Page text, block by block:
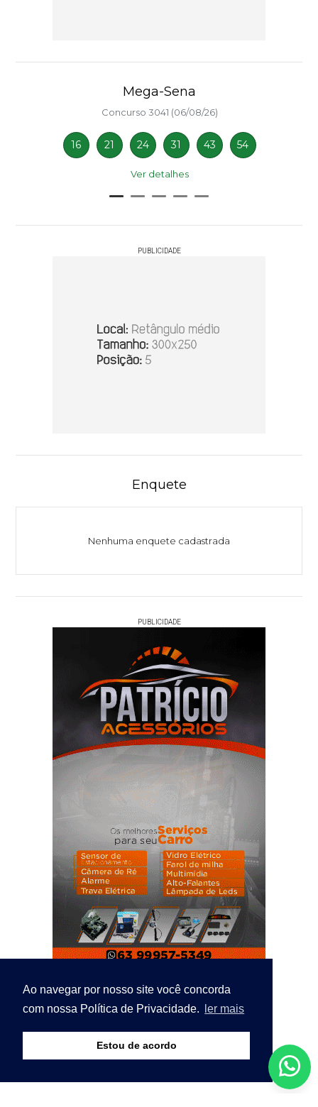
Ao navegar por nosso site você concorda
com nossa Política de Privacidade.
ler mais
Estou de acordo
Mega-Sena
Concurso 3041 (06/08/26)
16 21 24 31 43 54
Ver detalhes
PUBLICIDADE
Enquete
Nenhuma enquete cadastrada
PUBLICIDADE